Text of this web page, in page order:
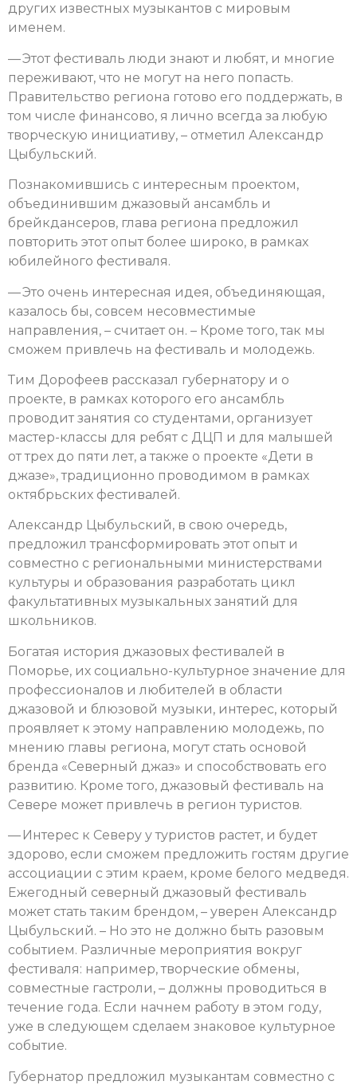
других известных музыкантов с мировым
именем.
— Этот фестиваль люди знают и любят, и многие
переживают, что не могут на него попасть.
Правительство региона готово его поддержать, в
том числе финансово, я лично всегда за любую
творческую инициативу, – отметил Александр
Цыбульский.
Познакомившись с интересным проектом,
объединившим джазовый ансамбль и
брейкдансеров, глава региона предложил
повторить этот опыт более широко, в рамках
юбилейного фестиваля.
— Это очень интересная идея, объединяющая,
казалось бы, совсем несовместимые
направления, – считает он. – Кроме того, так мы
сможем привлечь на фестиваль и молодежь.
Тим Дорофеев рассказал губернатору и о
проекте, в рамках которого его ансамбль
проводит занятия со студентами, организует
мастер-классы для ребят с ДЦП и для малышей
от трех до пяти лет, а также о проекте «Дети в
джазе», традиционно проводимом в рамках
октябрьских фестивалей.
Александр Цыбульский, в свою очередь,
предложил трансформировать этот опыт и
совместно с региональными министерствами
культуры и образования разработать цикл
факультативных музыкальных занятий для
школьников.
Богатая история джазовых фестивалей в
Поморье, их социально-культурное значение для
профессионалов и любителей в области
джазовой и блюзовой музыки, интерес, который
проявляет к этому направлению молодежь, по
мнению главы региона, могут стать основой
бренда «Северный джаз» и способствовать его
развитию. Кроме того, джазовый фестиваль на
Севере может привлечь в регион туристов.
— Интерес к Северу у туристов растет, и будет
здорово, если сможем предложить гостям другие
ассоциации с этим краем, кроме белого медведя.
Ежегодный северный джазовый фестиваль
может стать таким брендом, – уверен Александр
Цыбульский. – Но это не должно быть разовым
событием. Различные мероприятия вокруг
фестиваля: например, творческие обмены,
совместные гастроли, – должны проводиться в
течение года. Если начнем работу в этом году,
уже в следующем сделаем знаковое культурное
событие.
Губернатор предложил музыкантам совместно с